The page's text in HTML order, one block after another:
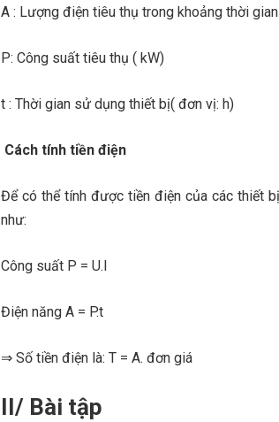
A : Lượng điện tiêu thụ trong khoảng thời
P: Công suất tiêu thụ ( kW)
t : Thời gian sử dụng thiết bị( đơn vị: h)
Cách tính tiền điện
Để có thể tính được tiền điện của các thiết
như:
Công suất P = U.I
Điện năng A = P.t
⇒ Số tiền điện là: T = A. đơn giá
II/ Bài tập